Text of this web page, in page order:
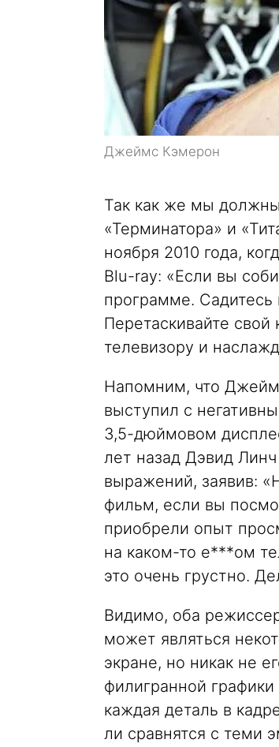
Джеймс Кэмерон
Так как же мы
«Терминатора» и
ноября 2010 года,
Blu-ray: «Если вы
программе.
Перетаскивайте
телевизору и
Напомним, что
выступил с
3,5-дюймовом
лет назад Дэвид
выражений, заявив:
фильм, если вы
приобрели опыт
на каком-то е***ом
это очень грустно.
Видимо, оба
может являться
экране, но никак не
филигранной
каждая деталь в
ли сравнятся с теми